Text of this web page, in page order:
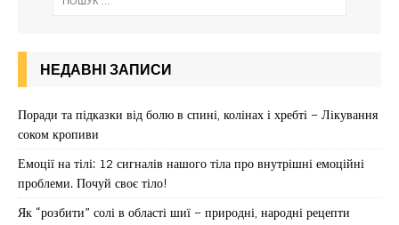
НЕДАВНІ ЗАПИСИ
Поради та підказки від болю в спині, колінах і хребті – Лікування
соком кропиви
Емоції на тілі: 12 сигналів нашого тіла про внутрішні емоційні
проблеми. Почуй своє тіло!
Як “розбити” солі в області шиї – природні, народні рецепти